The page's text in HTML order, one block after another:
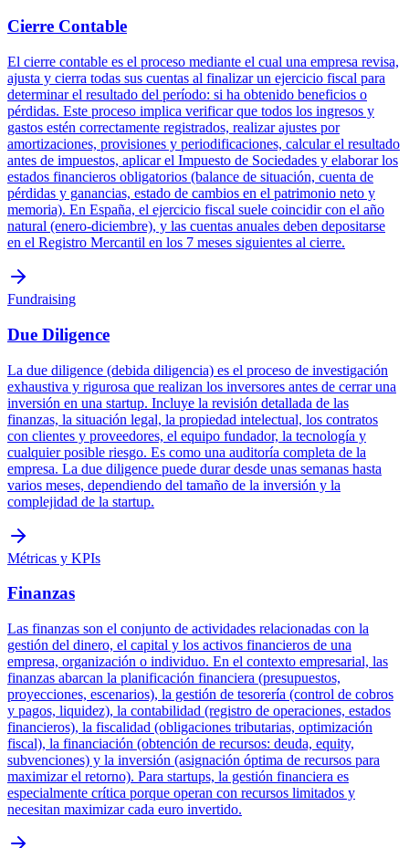
Cierre Contable
El cierre contable es el proceso mediante el cual una empresa revisa,
ajusta y cierra todas sus cuentas al finalizar un ejercicio fiscal para
determinar el resultado del período: si ha obtenido beneficios o
pérdidas. Este proceso implica verificar que todos los ingresos y
gastos estén correctamente registrados, realizar ajustes por
amortizaciones, provisiones y periodificaciones, calcular el resultado
antes de impuestos, aplicar el Impuesto de Sociedades y elaborar los
estados financieros obligatorios (balance de situación, cuenta de
pérdidas y ganancias, estado de cambios en el patrimonio neto y
memoria). En España, el ejercicio fiscal suele coincidir con el año
natural (enero-diciembre), y las cuentas anuales deben depositarse
en el Registro Mercantil en los 7 meses siguientes al cierre.
Fundraising
Due Diligence
La due diligence (debida diligencia) es el proceso de investigación
exhaustiva y rigurosa que realizan los inversores antes de cerrar una
inversión en una startup. Incluye la revisión detallada de las
finanzas, la situación legal, la propiedad intelectual, los contratos
con clientes y proveedores, el equipo fundador, la tecnología y
cualquier posible riesgo. Es como una auditoría completa de la
empresa. La due diligence puede durar desde unas semanas hasta
varios meses, dependiendo del tamaño de la inversión y la
complejidad de la startup.
Métricas y KPIs
Finanzas
Las finanzas son el conjunto de actividades relacionadas con la
gestión del dinero, el capital y los activos financieros de una
empresa, organización o individuo. En el contexto empresarial, las
finanzas abarcan la planificación financiera (presupuestos,
proyecciones, escenarios), la gestión de tesorería (control de cobros
y pagos, liquidez), la contabilidad (registro de operaciones, estados
financieros), la fiscalidad (obligaciones tributarias, optimización
fiscal), la financiación (obtención de recursos: deuda, equity,
subvenciones) y la inversión (asignación óptima de recursos para
maximizar el retorno). Para startups, la gestión financiera es
especialmente crítica porque operan con recursos limitados y
necesitan maximizar cada euro invertido.